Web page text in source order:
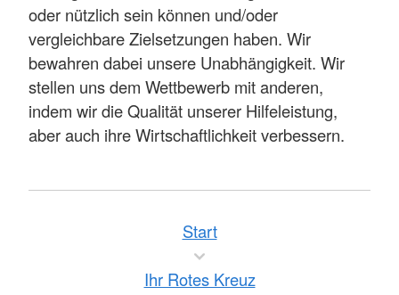
oder nützlich sein können und/oder
vergleichbare Zielsetzungen haben. Wir
bewahren dabei unsere Unabhängigkeit. Wir
stellen uns dem Wettbewerb mit anderen,
indem wir die Qualität unserer Hilfeleistung,
aber auch ihre Wirtschaftlichkeit verbessern.
Start
Ihr Rotes Kreuz